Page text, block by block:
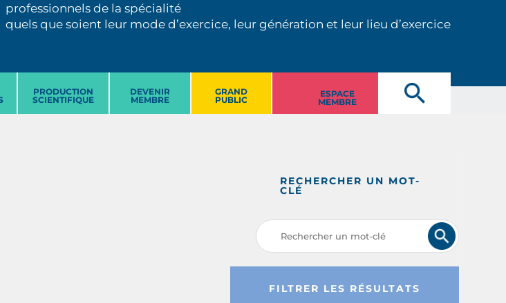
professionnels de la spécialité
quels que soient leur mode d’exercice, leur génération et leur lieu d’exercice
PRODUCTION
SCIENTIFIQUE
DEVENIR
MEMBRE
GRAND
PUBLIC
ESPACE
MEMBRE
RECHERCHER UN MOT-
CLÉ
FILTRER LES RÉSULTATS